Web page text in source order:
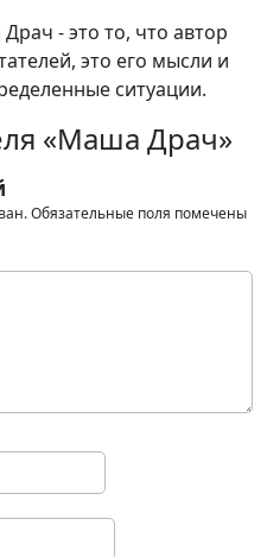
- это то, что автор
это его мысли и
ситуации.
«Маша Драч»
Обязательные поля помечены